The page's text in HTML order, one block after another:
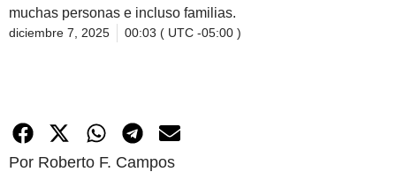
muchas personas e incluso familias.
diciembre 7, 2025 00:03 ( UTC -05:00 )
Por Roberto F. Campos